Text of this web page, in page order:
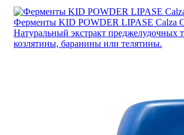
Ферменты KID POWDER LIPASE Calza
Натуральный экстракт преджелудочных
козлятины, баранины или телятины.